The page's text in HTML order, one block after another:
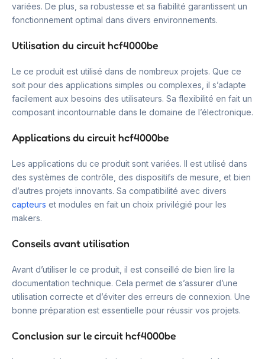
variées. De plus, sa robustesse et sa fiabilité garantissent un
fonctionnement optimal dans divers environnements.
Utilisation du circuit hcf4000be
Le ce produit est utilisé dans de nombreux projets. Que ce
soit pour des applications simples ou complexes, il s’adapte
facilement aux besoins des utilisateurs. Sa flexibilité en fait un
composant incontournable dans le domaine de l’électronique.
Applications du circuit hcf4000be
Les applications du ce produit sont variées. Il est utilisé dans
des systèmes de contrôle, des dispositifs de mesure, et bien
d’autres projets innovants. Sa compatibilité avec divers
capteurs et modules en fait un choix privilégié pour les
makers.
Conseils avant utilisation
Avant d’utiliser le ce produit, il est conseillé de bien lire la
documentation technique. Cela permet de s’assurer d’une
utilisation correcte et d’éviter des erreurs de connexion. Une
bonne préparation est essentielle pour réussir vos projets.
Conclusion sur le circuit hcf4000be